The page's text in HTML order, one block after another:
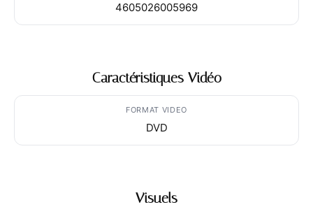
4605026005969
Caractéristiques Vidéo
FORMAT VIDEO
DVD
Visuels